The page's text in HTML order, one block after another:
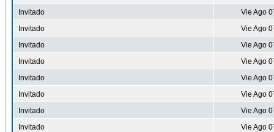
Invitado
Vie Ago
Invitado
Vie Ago
Invitado
Vie Ago
Invitado
Vie Ago
Invitado
Vie Ago
Invitado
Vie Ago
Invitado
Vie Ago
Invitado
Vie Ago